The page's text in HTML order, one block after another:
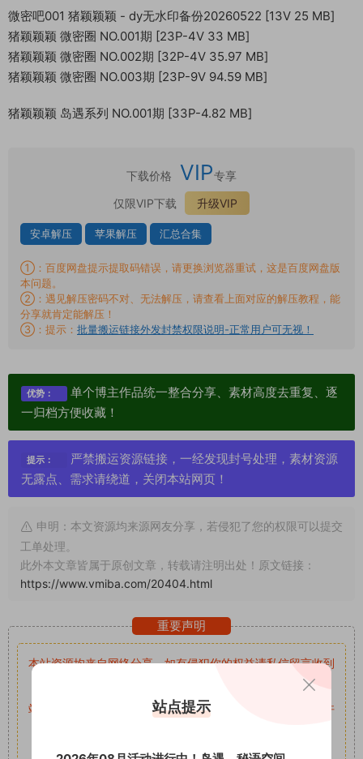
微密吧001 猪颖颖颖 - dy无水印备份20260522 [13V 25 MB]
猪颖颖颖 微密圈 NO.001期 [23P-4V 33 MB]
猪颖颖颖 微密圈 NO.002期 [32P-4V 35.97 MB]
猪颖颖颖 微密圈 NO.003期 [23P-9V 94.59 MB]
猪颖颖颖 岛遇系列 NO.001期 [33P-4.82 MB]
下载价格 VIP专享
仅限VIP下载
升级VIP
安卓解压 苹果解压 汇总合集
①：百度网盘提示提取码错误，请更换浏览器重试，这是百度网盘版
本问题。
②：遇见解压密码不对、无法解压，请查看上面对应的解压教程，能
分享就肯定能解压！
③：提示： 批量搬运链接外发封禁权限说明-正常用户可无视！
优势：
单个博主作品统一整合分享、素材高度去重复、逐
一归档方便收藏！
提示：
严禁搬运资源链接，一经发现封号处理，素材资源
无露点、需求请绕道，关闭本站网页！
申明：本文资源均来源网友分享，若侵犯了您的权限可以提交
工单处理。
此外本文章皆属于原创文章，转载请注明出处！原文链接：
https://www.vmiba.com/20404.html
重要声明
本站资源均来自网络分享，如有侵犯你的权益请私信留言收到
站内资源为网友个人学习或测试研究使用，未经原版权作者许
站点提示